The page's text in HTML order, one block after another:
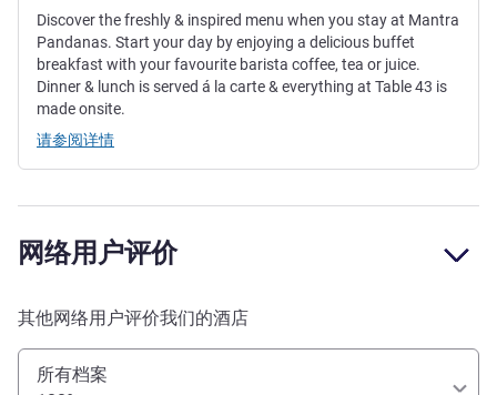
Discover the freshly & inspired menu when you stay at Mantra
Pandanas. Start your day by enjoying a delicious buffet
breakfast with your favourite barista coffee, tea or juice.
Dinner & lunch is served á la carte & everything at Table 43 is
made onsite.
请参阅详情
网络用户评价
其他网络用户评价我们的酒店
所有档案